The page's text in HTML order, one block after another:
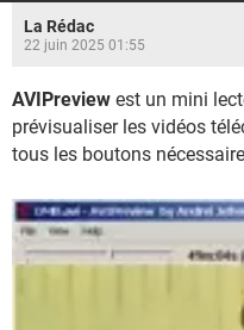
La Rédac
22 juin 2025 01:55
AVIPreview est un mini
prévisualiser les vidéos
tous les boutons